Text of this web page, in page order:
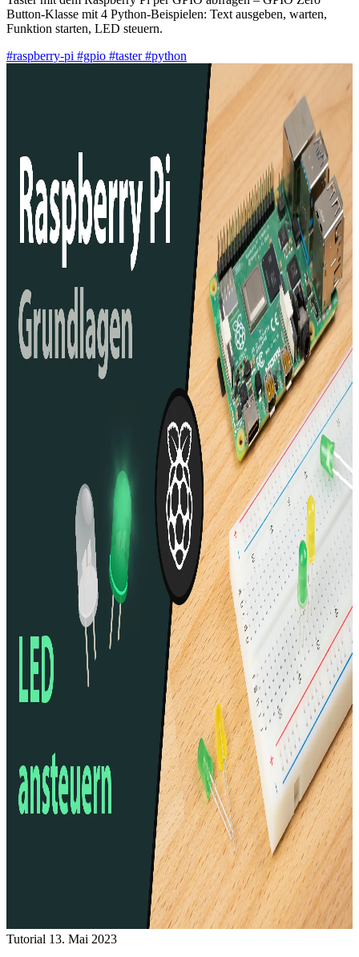
Button-Klasse mit 4 Python-Beispielen: Text ausgeben, warten,
Funktion starten, LED steuern.
#raspberry-pi #gpio #taster#python
Tutorial 13. Mai 2023